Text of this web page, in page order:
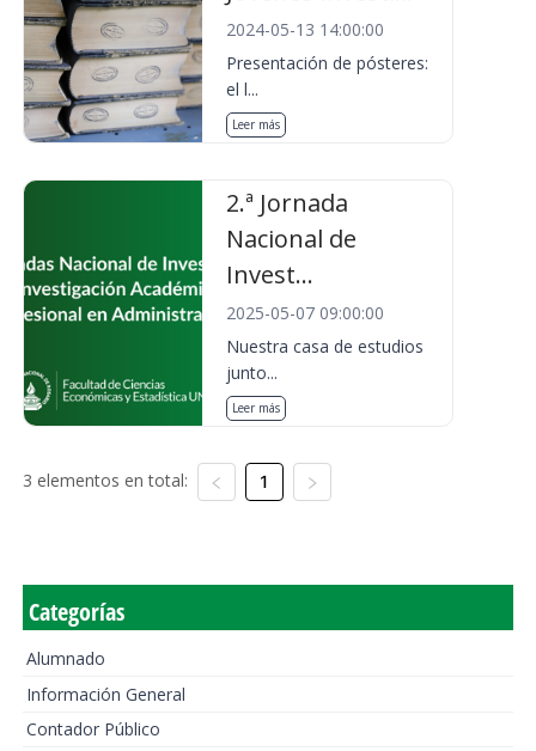
2024-05-13 14:00:00
Presentación de pósteres:
el l...
Leer más
2.ª Jornada
Nacional de
Invest...
2025-05-07 09:00:00
Nuestra casa de estudios
junto...
Leer más
3 elementos en total: 1
Categorías
Alumnado
Información General
Contador Público